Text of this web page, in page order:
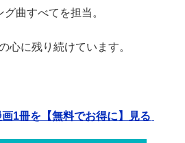
曲すべてを担当。
心に残り続けています。
1冊を【無料でお得に】見る